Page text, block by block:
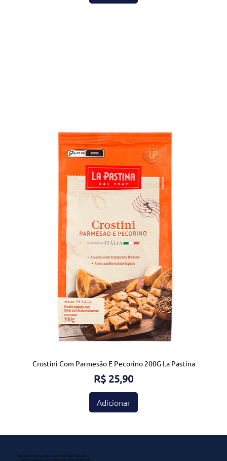
Crostini Com Parmesão E Pecorino 200G La Pastina
Preço
R$ 25,90
Adicionar
Emporio Nossa Casa LTDA | CNPJ: 55.798.647/0001-00
Rua 20 de setembro, 346, Centro, Ijuí/RS | CEP: 98.700-000